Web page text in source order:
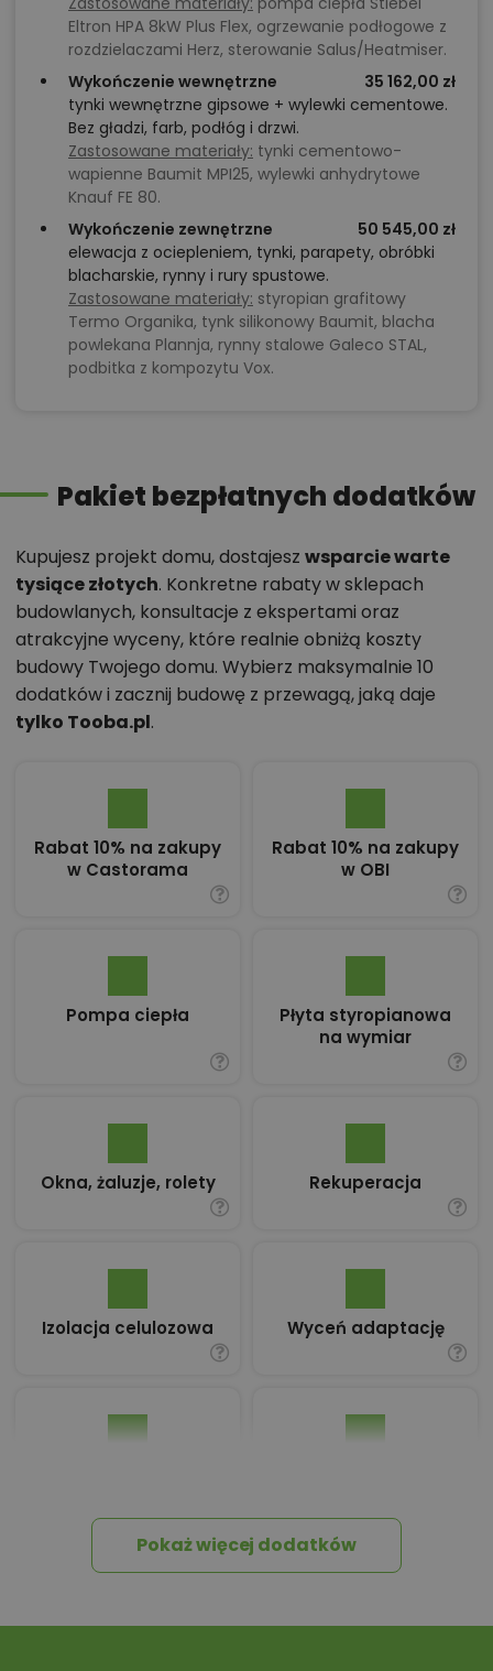
Eltron HPA 8kW Plus Flex, ogrzewanie podłogowe z
rozdzielaczami Herz, sterowanie Salus/Heatmiser.
Wykończenie wewnętrzne
35 162,00 zł
tynki wewnętrzne gipsowe + wylewki cementowe.
Bez gładzi, farb, podłóg i drzwi.
Zastosowane materiały: tynki cementowo-
wapienne Baumit MPI25, wylewki anhydrytowe
Knauf FE 80.
Wykończenie zewnętrzne
50 545,00 zł
elewacja z ociepleniem, tynki, parapety, obróbki
blacharskie, rynny i rury spustowe.
Zastosowane materiały: styropian grafitowy
Termo Organika, tynk silikonowy Baumit, blacha
powlekana Plannja, rynny stalowe Galeco STAL,
podbitka z kompozytu Vox.
Pakiet bezpłatnych dodatków
Kupujesz projekt domu, dostajesz wsparcie warte
tysiące złotych. Konkretne rabaty w sklepach
budowlanych, konsultacje z ekspertami oraz
atrakcyjne wyceny, które realnie obniżą koszty
budowy Twojego domu. Wybierz maksymalnie 10
dodatków i zacznij budowę z przewagą, jaką daje
tylko Tooba.pl.
Rabat 10% na zakupy
w Castorama
Rabat 10% na zakupy
w OBI
Pompa ciepła
Płyta styropianowa
na wymiar
Okna, żaluzje, rolety Rekuperacja
Izolacja celulozowa Wyceń adaptację
Pokaż więcej dodatków